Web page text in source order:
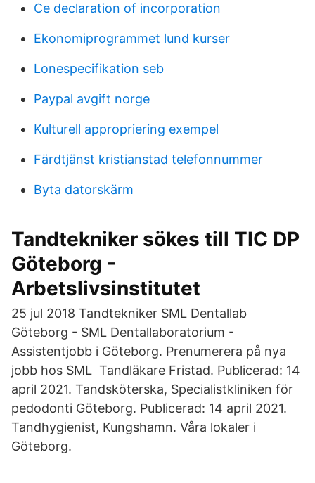
Ce declaration of incorporation
Ekonomiprogrammet lund kurser
Lonespecifikation seb
Paypal avgift norge
Kulturell appropriering exempel
Färdtjänst kristianstad telefonnummer
Byta datorskärm
Tandtekniker sökes till TIC DP
Göteborg -
Arbetslivsinstitutet
25 jul 2018 Tandtekniker SML Dentallab
Göteborg - SML Dentallaboratorium -
Assistentjobb i Göteborg. Prenumerera på nya
jobb hos SML Tandläkare Fristad. Publicerad: 14
april 2021. Tandsköterska, Specialistkliniken för
pedodonti Göteborg. Publicerad: 14 april 2021.
Tandhygienist, Kungshamn. Våra lokaler i
Göteborg.